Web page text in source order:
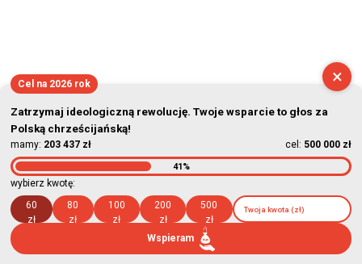
×
Cel na 2026 rok
Zatrzymaj ideologiczną rewolucję. Twoje wsparcie to głos za
Polską chrześcijańską!
mamy: 203 437 zł cel: 500 000 zł
41%
wybierz kwotę:
60
zł
80
zł
100
zł
200
zł
500
zł
Wspieram